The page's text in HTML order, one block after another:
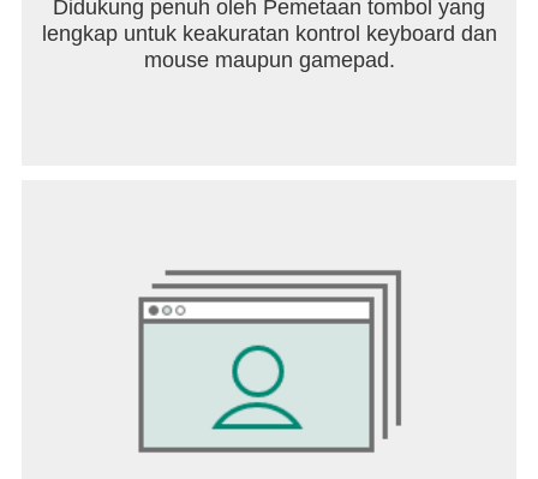
Didukung penuh oleh Pemetaan tombol yang
lengkap untuk keakuratan kontrol keyboard dan
mouse maupun gamepad.